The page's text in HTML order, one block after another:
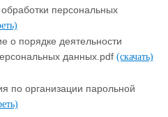
персональных
о порядке деятельности
данных.pdf (скачать)
по организации парольной